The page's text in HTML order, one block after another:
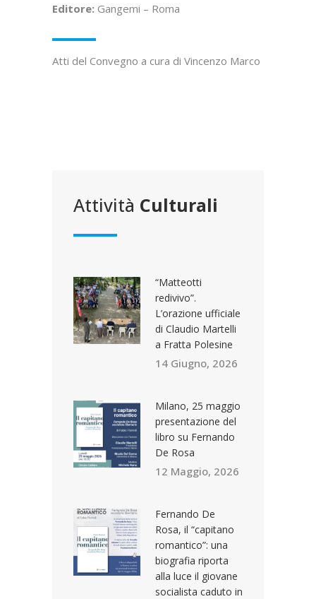
Editore: Gangemi – Roma
Atti del Convegno a cura di Vincenzo Marco
Attività Culturali
“Matteotti
redivivo”.
L’orazione ufficiale
di Claudio Martelli
a Fratta Polesine
14 Giugno, 2026
Milano, 25 maggio
presentazione del
libro su Fernando
De Rosa
12 Maggio, 2026
Fernando De
Rosa, il “capitano
romantico”: una
biografia riporta
alla luce il giovane
socialista caduto in